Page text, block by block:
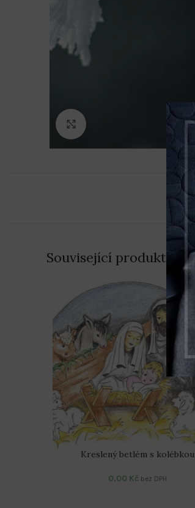
Související produkty
Kreslený betlém s kolébkou
0,00 Kč bez DPH